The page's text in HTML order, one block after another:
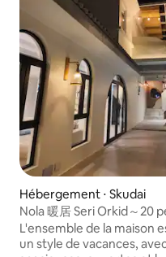
Hébergement ⋅ Skudai
Nola 暖居 Seri Orkid～20
L'ensemble de la maison
un style de vacances,